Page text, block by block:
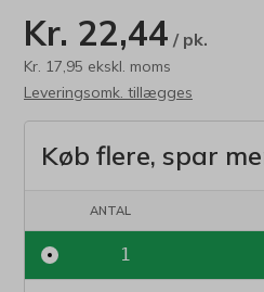
Kr. 22,44 / pk.
Kr. 17,95 ekskl. moms
Leveringsomk. tillægges
Køb flere, spar
ANTAL
1